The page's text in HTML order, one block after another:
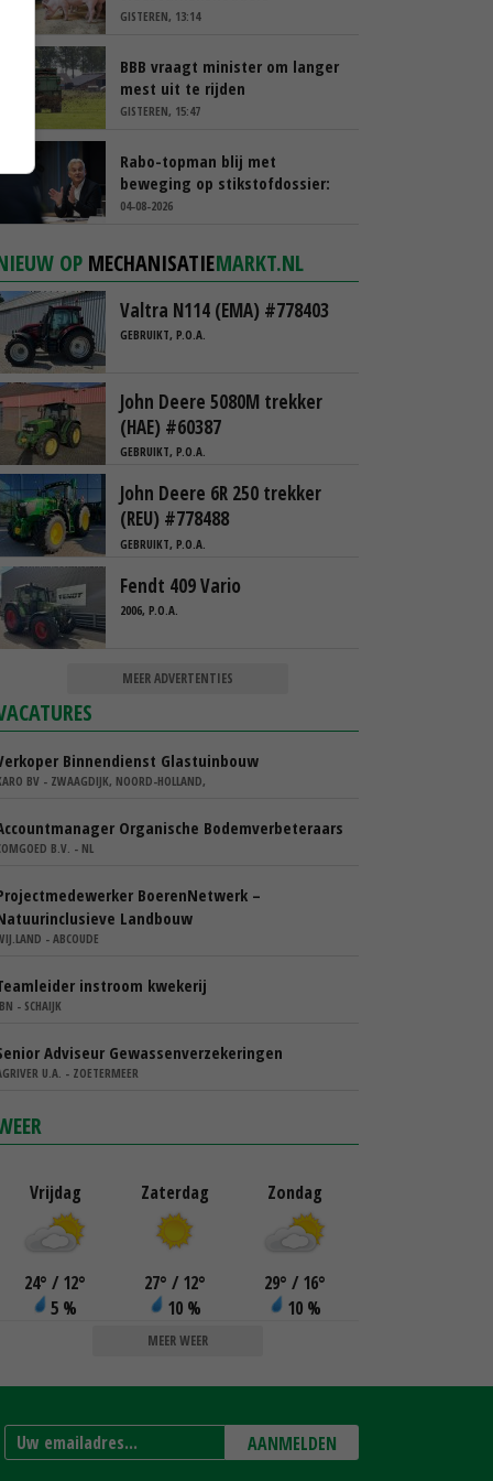
GISTEREN, 13:14
BBB vraagt minister om langer
mest uit te rijden
GISTEREN, 15:47
Rabo-topman blij met
beweging op stikstofdossier:
‘Verdienmodel van boeren blijft
04-08-2026
OP MECHANISATIEMARKT.NL
Valtra N114 (EMA) #778403
GEBRUIKT, P.O.A.
John Deere 5080M trekker
(HAE) #60387
GEBRUIKT, P.O.A.
John Deere 6R 250 trekker
(REU) #778488
GEBRUIKT, P.O.A.
Fendt 409 Vario
2006, P.O.A.
MEER ADVERTENTIES
Binnendienst Glastuinbouw
BV - ZWAAGDIJK, NOORD-HOLLAND,
Organische Bodemverbeteraars
B.V. - NL
BoerenNetwerk –
Landbouw
- ABCOUDE
instroom kwekerij
- SCHAIJK
Adviseur Gewassenverzekeringen
U.A. - ZOETERMEER
Vrijdag
24° / 12°
5 %
Zaterdag
27° / 12°
10 %
Zondag
29° / 16°
10 %
MEER WEER
AANMELDEN